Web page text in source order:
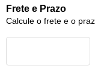
Frete e Prazo
Calcule o frete e o